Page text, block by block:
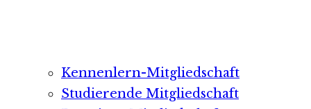
Kennenlern-Mitgliedschaft
Studierende Mitgliedschaft